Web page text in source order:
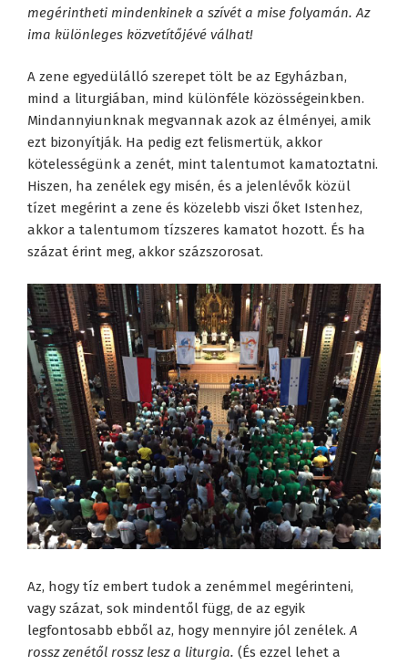
megérintheti mindenkinek a szívét a mise folyamán. Az
ima különleges közvetítőjévé válhat!
A zene egyedülálló szerepet tölt be az Egyházban,
mind a liturgiában, mind különféle közösségeinkben.
Mindannyiunknak megvannak azok az élményei, amik
ezt bizonyítják. Ha pedig ezt felismertük, akkor
kötelességünk a zenét, mint talentumot kamatoztatni.
Hiszen, ha zenélek egy misén, és a jelenlévők közül
tízet megérint a zene és közelebb viszi őket Istenhez,
akkor a talentumom tízszeres kamatot hozott. És ha
százat érint meg, akkor százszorosat.
Az, hogy tíz embert tudok a zenémmel megérinteni,
vagy százat, sok mindentől függ, de az egyik
legfontosabb ebből az, hogy mennyire jól zenélek.A
rossz zenétől rossz lesz a liturgia. (És ezzel lehet a